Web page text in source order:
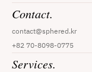
Contact.
contact@sphered.kr
+82 70-8098-0775
Services.